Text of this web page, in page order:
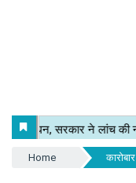
Home कारोबार